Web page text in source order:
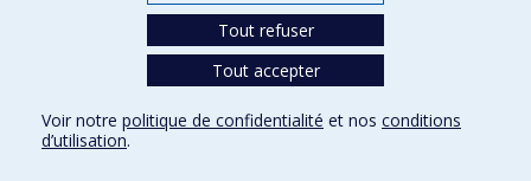
Conditions d’utilisation
Tout refuser
Tout accepter
Voir notre politique de confidentialité et nos conditions
d’utilisation.